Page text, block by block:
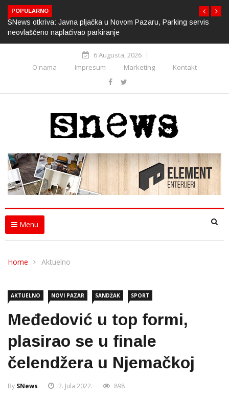
POPULARNO
SNews otkriva: Javna pljačka u Novom Pazaru, Parking servis
neovlašćeno naplaćivao parkiranje
6 Augusta, 2026
O nama
Impresum Marketing Kontakt
Menu
Home Aktuelno
AKTUELNO NOVI PAZAR SANDŽAK SPORT
Međedović u top formi,
plasirao se u finale
čelendžera u Njemačkoj
By SNews 2. Jula 2022. 898